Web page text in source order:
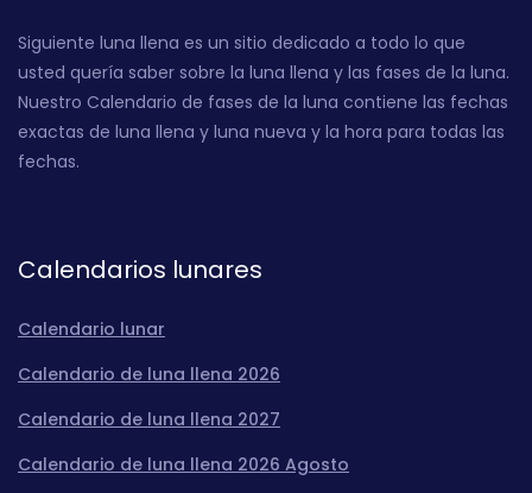
Siguiente luna llena es un sitio dedicado a todo lo que
usted quería saber sobre la luna llena y las fases de la luna.
Nuestro Calendario de fases de la luna contiene las fechas
exactas de luna llena y luna nueva y la hora para todas las
fechas.
Calendarios lunares
Calendario lunar
Calendario de luna llena 2026
Calendario de luna llena 2027
Calendario de luna llena 2026 Agosto